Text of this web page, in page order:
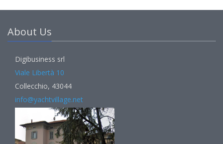
About Us
Digibusiness srl
Viale Libertà 10
Collecchio, 43044
info@yachtvillage.net